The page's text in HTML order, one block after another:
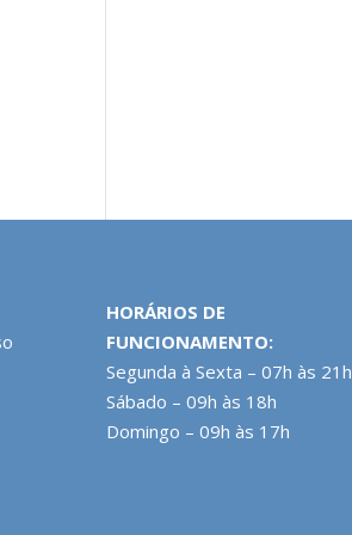
HORÁRIOS DE
FUNCIONAMENTO:
Segunda à Sexta – 07h às 21h
Sábado – 09h às 18h
Domingo – 09h às 17h